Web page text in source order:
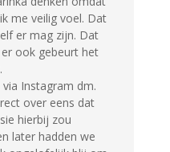
me veilig voel. Dat
er mag zijn. Dat
ook gebeurt het
Instagram dm.
over eens dat
hierbij zou
later hadden we